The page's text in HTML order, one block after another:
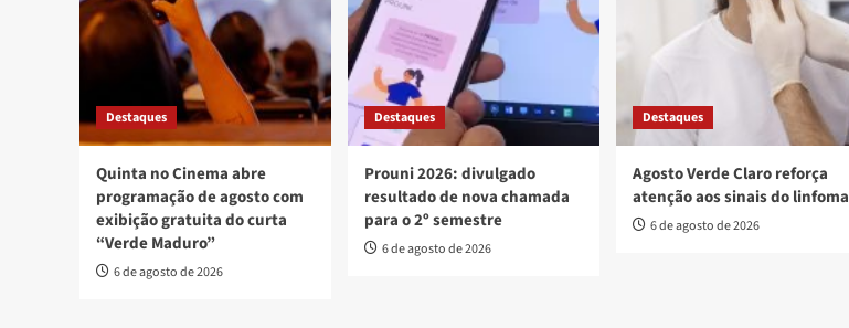
Destaques
Quinta no Cinema abre
programação de agosto com
exibição gratuita do curta
“Verde Maduro”
6 de agosto de 2026
Destaques
Prouni 2026: divulgado
resultado de nova chamada
para o 2º semestre
6 de agosto de 2026
Destaques
Agosto Verde Claro reforça
atenção aos sinais do linfoma
6 de agosto de 2026